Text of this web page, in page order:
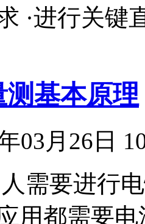
·进行关键
测基本原理
年03月26
需要进行
用都需要